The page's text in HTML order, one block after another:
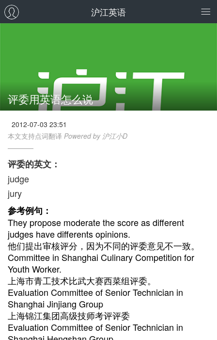
沪江英语
评委用英语怎么说
2012-07-03 23:51
本文支持点词翻译 Powered by 沪江小D
评委的英文：
judge
jury
参考例句：
They propose moderate the score as different
judges have differents opinions.
他们提出审核评分，因为不同的评委意见不一致。
Committee in Shanghai Culinary Competition for
Youth Worker.
上海市青工技术比武大赛西菜组评委。
Evaluation Committee of Senior Technician in
Shanghai Jinjiang Group
上海锦江集团高级技师考评评委
Evaluation Committee of Senior Technician in